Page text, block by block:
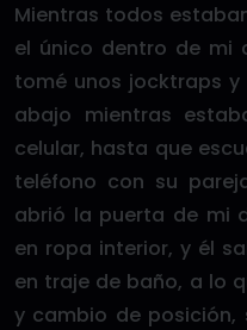
Mientras todos
el único dentro de mi
tomé unos jocktraps
abajo mientras
celular, hasta que
teléfono con su
abrió la puerta de mi
en ropa interior, y él
en traje de baño, a lo
y cambio de posición,